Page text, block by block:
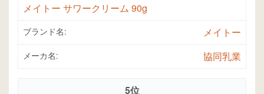
メイトー サワークリーム 90g
ブランド名: メイトー
メーカ名: 協同乳業
5位